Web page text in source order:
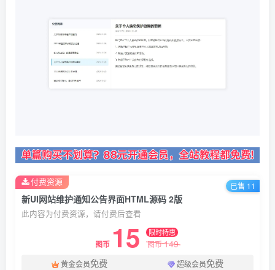
新UI网站维护通知公告界面HTML源码 2版
此内容为付费资源，请付费后查看
图币 15 限时特惠
图币149
黄金会员免费 超级会员免费
付费资源 已售 11